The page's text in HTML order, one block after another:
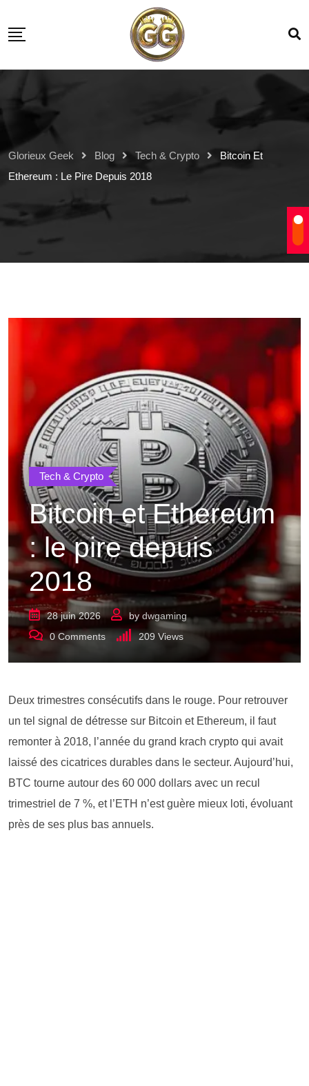
Glorieux Geek Blog Tech & Crypto
Bitcoin Et
Ethereum : Le Pire Depuis 2018
Tech & Crypto
Bitcoin et Ethereum
: le pire depuis
2018
28 juin 2026 by dwgaming
0 Comments 209 Views
Deux trimestres consécutifs dans le rouge. Pour retrouver
un tel signal de détresse sur Bitcoin et Ethereum, il faut
remonter à 2018, l’année du grand krach crypto qui avait
laissé des cicatrices durables dans le secteur. Aujourd’hui,
BTC tourne autour des 60 000 dollars avec un recul
trimestriel de 7 %, et l’ETH n’est guère mieux loti, évoluant
près de ses plus bas annuels.